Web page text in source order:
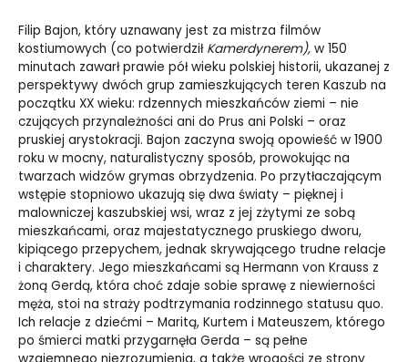
Filip Bajon, który uznawany jest za mistrza filmów
kostiumowych (co potwierdził Kamerdynerem), w 150
minutach zawarł prawie pół wieku polskiej historii, ukazanej z
perspektywy dwóch grup zamieszkujących teren Kaszub na
początku XX wieku: rdzennych mieszkańców ziemi – nie
czujących przynależności ani do Prus ani Polski – oraz
pruskiej arystokracji. Bajon zaczyna swoją opowieść w 1900
roku w mocny, naturalistyczny sposób, prowokując na
twarzach widzów grymas obrzydzenia. Po przytłaczającym
wstępie stopniowo ukazują się dwa światy – pięknej i
malowniczej kaszubskiej wsi, wraz z jej zżytymi ze sobą
mieszkańcami, oraz majestatycznego pruskiego dworu,
kipiącego przepychem, jednak skrywającego trudne relacje
i charaktery. Jego mieszkańcami są Hermann von Krauss z
żoną Gerdą, która choć zdaje sobie sprawę z niewierności
męża, stoi na straży podtrzymania rodzinnego statusu quo.
Ich relacje z dziećmi – Maritą, Kurtem i Mateuszem, którego
po śmierci matki przygarnęła Gerda – są pełne
wzajemnego niezrozumienia, a także wrogości ze strony